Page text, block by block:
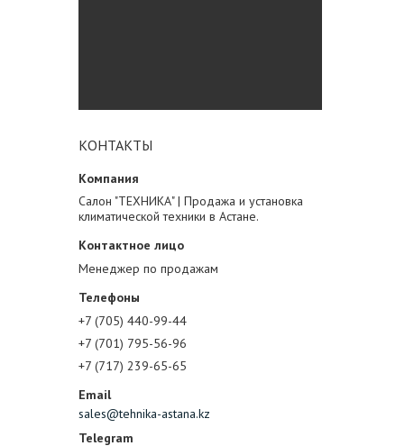
КОНТАКТЫ
Салон "ТЕХНИКА" | Продажа и установка
климатической техники в Астане.
Менеджер по продажам
+7 (705) 440-99-44
+7 (701) 795-56-96
+7 (717) 239-65-65
sales@tehnika-astana.kz